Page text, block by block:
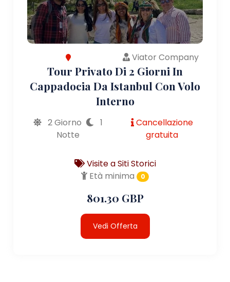
Viator Company
Tour Privato Di 2 Giorni In
Cappadocia Da Istanbul Con Volo
Interno
2 Giorno
1
Notte
Cancellazione
gratuita
Visite a Siti Storici
Età minima
0
801.30 GBP
Vedi Offerta